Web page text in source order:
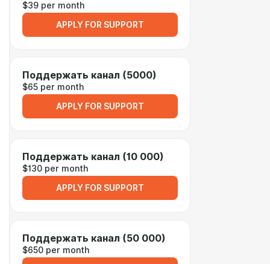
$39 per month
APPLY FOR SUPPORT
Поддержать канал (5000)
$65 per month
APPLY FOR SUPPORT
Поддержать канал (10 000)
$130 per month
APPLY FOR SUPPORT
Поддержать канал (50 000)
$650 per month